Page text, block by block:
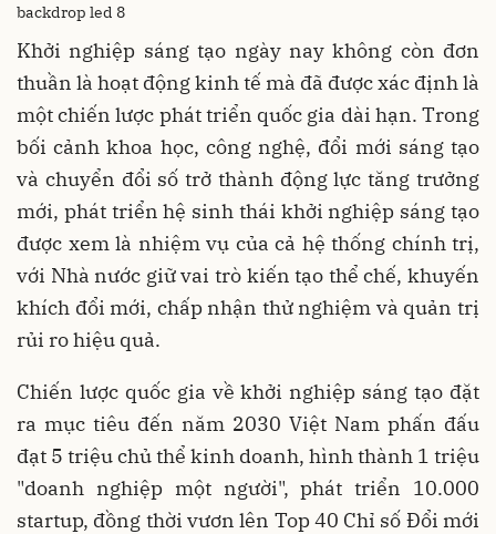
backdrop led 8
Khởi nghiệp sáng tạo ngày nay không còn đơn
thuần là hoạt động kinh tế mà đã được xác định là
một chiến lược phát triển quốc gia dài hạn. Trong
bối cảnh khoa học, công nghệ, đổi mới sáng tạo
và chuyển đổi số trở thành động lực tăng trưởng
mới, phát triển hệ sinh thái khởi nghiệp sáng tạo
được xem là nhiệm vụ của cả hệ thống chính trị,
với Nhà nước giữ vai trò kiến tạo thể chế, khuyến
khích đổi mới, chấp nhận thử nghiệm và quản trị
rủi ro hiệu quả.
Chiến lược quốc gia về khởi nghiệp sáng tạo đặt
ra mục tiêu đến năm 2030 Việt Nam phấn đấu
đạt 5 triệu chủ thể kinh doanh, hình thành 1 triệu
"doanh nghiệp một người", phát triển 10.000
startup, đồng thời vươn lên Top 40 Chỉ số Đổi mới